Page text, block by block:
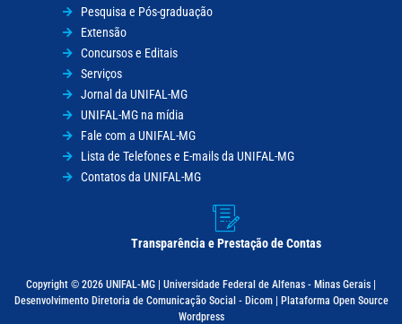
Pesquisa e Pós-graduação
Extensão
Concursos e Editais
Serviços
Jornal da UNIFAL-MG
UNIFAL-MG na mídia
Fale com a UNIFAL-MG
Lista de Telefones e E-mails da UNIFAL-MG
Contatos da UNIFAL-MG
Transparência e Prestação de Contas
Copyright © 2026 UNIFAL-MG | Universidade Federal de Alfenas - Minas Gerais |
Desenvolvimento Diretoria de Comunicação Social - Dicom | Plataforma Open Source
Wordpress